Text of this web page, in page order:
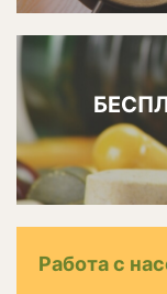
Работа с